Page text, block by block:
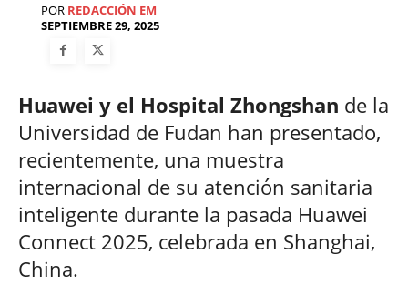
POR REDACCIÓN EM
SEPTIEMBRE 29, 2025
Huawei y el Hospital Zhongshan de la
Universidad de Fudan han presentado,
recientemente, una muestra
internacional de su atención sanitaria
inteligente durante la pasada Huawei
Connect 2025, celebrada en Shanghai,
China.